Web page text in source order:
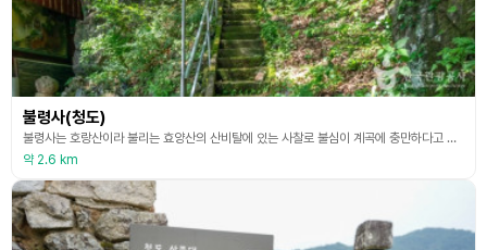
불령사(청도)
불령사는 호랑산이라 불리는 효양산의 산비탈에 있는 사찰로 불심이 계곡에 충만하다고 해서 불령사라 불린다. 절의 창건이나 연혁에 대한 자세한 내용은 없다. 다만 신라 645년 원효 대사가 창건하였다고 전해질 뿐이다. 이후 낡고 허물어진 사찰을 1912년에 와서야 봉주 승려가 중건하였다. 그 뒤 1930년 이종태 주지에 의하여 중수, 1985년 지선승려가 요사와 산신각을 새로 지으면서 사찰의 면모를 갖추게 되었다. 불령사의 가람은 지형 그대로를 살려 이루
약 2.6 km